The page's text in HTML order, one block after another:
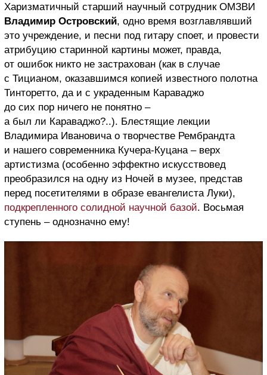
Харизматичный старший научный сотрудник ОМЗВИ
Владимир Островский, одно время возглавлявший
это учреждение, и песни под гитару споет, и провести
атрибуцию старинной картины может, правда,
от ошибок никто не застрахован (как в случае
с Тицианом, оказавшимся копией известного полотна
Тинторетто, да и с украденным Караваджо
до сих пор ничего не понятно –
а был ли Караваджо?..). Блестящие лекции
Владимира Ивановича о творчестве Рембрандта
и нашего современника Кучера-Куцана – верх
артистизма (особенно эффектно искусствовед
преобразился на одну из Ночей в музее, представ
перед посетителями в образе евангелиста Луки),
подкрепленного солидной научной базой. Восьмая
ступень – однозначно ему!